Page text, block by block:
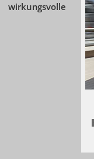
wirkungsvolle